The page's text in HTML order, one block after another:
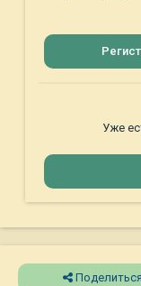
Уже
Поделиться